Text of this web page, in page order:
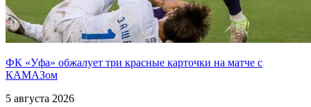
ФК «Уфа» обжалует три красные карточки на матче с
КАМАЗом
5 августа 2026